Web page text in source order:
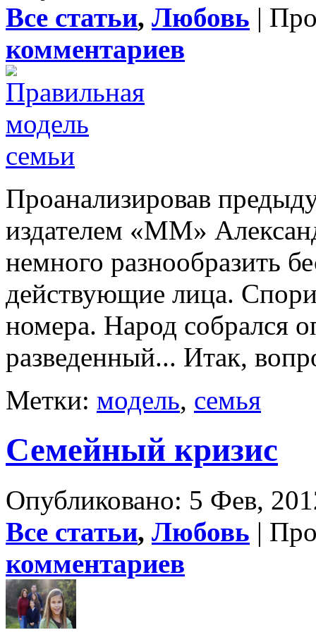
Все статьи, Любовь |
комментариев
Проанализировав
издателем «ММ»
немного разнообразить
действующие лица.
номера. Народ собрался
разведенный... Итак,
Метки: модель, семья
Семейный кризис
Опубликовано: 5 Фев,
Все статьи, Любовь |
комментариев